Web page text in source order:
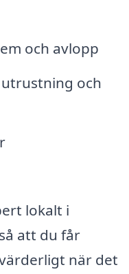
och avlopp
utrustning och
lokalt i
att du får
när det